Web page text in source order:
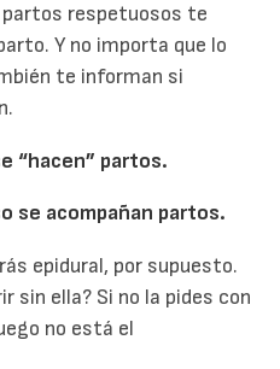
respetuosos te
Y no importa que lo
te informan si
“hacen” partos.
se acompañan partos.
epidural, por supuesto.
sin ella? Si no la pides con
no está el